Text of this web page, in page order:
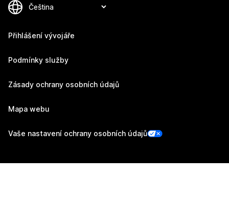
Přihlášení vývojáře
Podmínky služby
Zásady ochrany osobních údajů
Mapa webu
Vaše nastavení ochrany osobních údajů